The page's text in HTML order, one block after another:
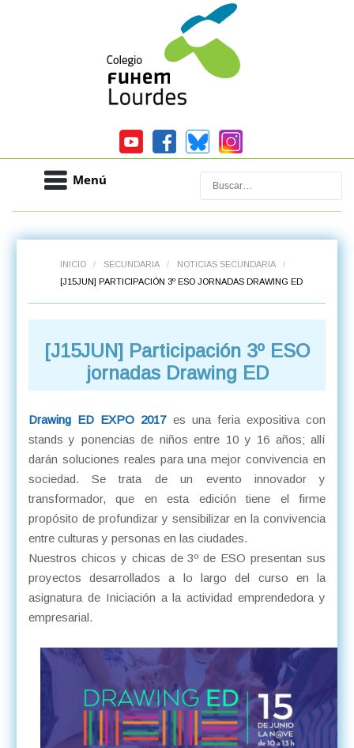
Menú Buscar
INICIO / SECUNDARIA / NOTICIAS SECUNDARIA
/
[J15JUN] PARTICIPACIÓN 3º ESO JORNADAS DRAWING ED
[J15JUN] Participación 3º ESO
jornadas Drawing ED
Drawing ED EXPO 2017es una feria expositiva con
stands y ponencias de niños entre 10 y 16 años; allí
darán soluciones reales para una mejor convivencia en
sociedad. Se trata de un evento innovador y
transformador, que en esta edición tiene el firme
propósito de profundizar y sensibilizar en la convivencia
entre culturas y personas en las ciudades.
Nuestros chicos y chicas de 3º de ESO presentan sus
proyectos desarrollados a lo largo del curso en la
asignatura de Iniciación a la actividad emprendedora y
empresarial.